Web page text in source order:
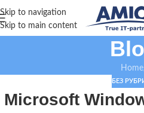
Skip to navigation
Skip to main content
Home
БЕЗ
Microsoft